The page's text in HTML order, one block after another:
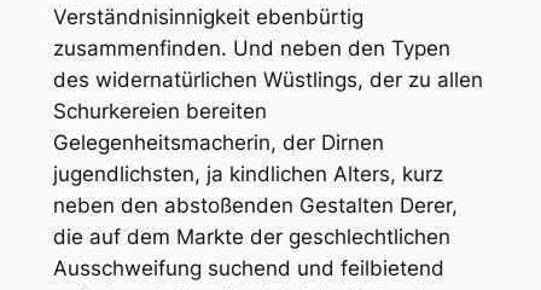
Verständnisinnigkeit ebenbürtig
zusammenfinden. Und neben den Typen
des widernatürlichen Wüstlings, der zu allen
Schurkereien bereiten
Gelegenheitsmacherin, der Dirnen
jugendlichsten, ja kindlichen Alters, kurz
neben den abstoßenden Gestalten Derer,
die auf dem Markte der geschlechtlichen
Ausschweifung suchend und feilbietend